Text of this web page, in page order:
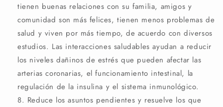
tienen buenas relaciones con su familia, amigos y
comunidad son más felices, tienen menos problemas de
salud y viven por más tiempo, de acuerdo con diversos
estudios. Las interacciones saludables ayudan a reducir
los niveles dañinos de estrés que pueden afectar las
arterias coronarias, el funcionamiento intestinal, la
regulación de la insulina y el sistema inmunológico.
Reduce los asuntos pendientes y resuelve los que